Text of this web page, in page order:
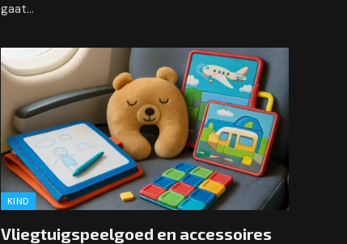
gaat…
KIND
Vliegtuigspeelgoed en accessoires